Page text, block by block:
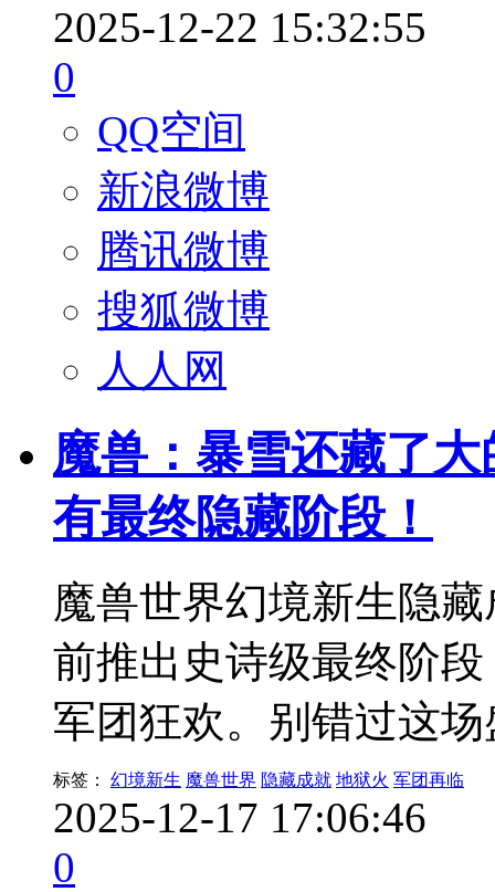
2025-12-22 15:32:55
0
QQ空间
新浪微博
腾讯微博
搜狐微博
人人网
魔兽：暴雪还藏了
有最终隐藏阶段！
魔兽世界幻境新生隐
前推出史诗级最终阶
军团狂欢。别错过这
标签： 幻境新生 魔兽世界 隐藏成就 地狱火 军团再临
2025-12-17 17:06:46
0